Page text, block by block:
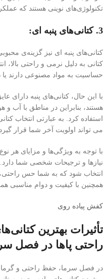
تکنولوژی‌های نوینی هستند که
3. کتانی‌های پنبه ای:
کتانی‌های پنبه ای نیز گزینه‌ی
کتانی به دلیل نرمی و راحتی
حساسیت به مواد مصنوعی دارند یا
با این حال، کتانی‌های پنبه دارای
هستند، بنابراین در مناطق با آب و
استفاده کرد. به عبارتی انتخاب
می تواند اولویت آخر شما قرار
با توجه به ویژگی‌ها و مزایای هر
نیازها و ترجیحات شخصی شما
انتخاب شود که به شما حس
همچنین با کیفیت و دوام مناسبی
کفش پیاده روی
تأثیرات بهترین
راحتی پاها در فصل
در فصل سرما، حفظ راحتی و